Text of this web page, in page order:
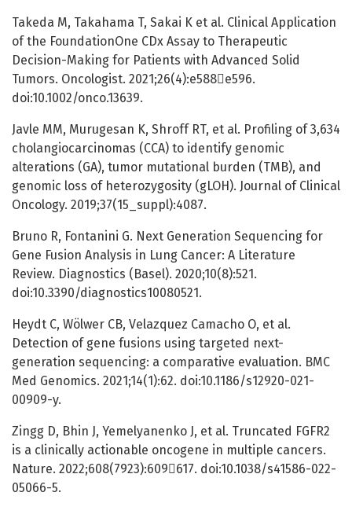
Takeda M, Takahama T, Sakai K et al. Clinical Application
of the FoundationOne CDx Assay to Therapeutic
Decision-Making for Patients with Advanced Solid
Tumors. Oncologist. 2021;26(4):e588e596.
doi:10.1002/onco.13639.
Javle MM, Murugesan K, Shroff RT, et al. Profiling of 3,634
cholangiocarcinomas (CCA) to identify genomic
alterations (GA), tumor mutational burden (TMB), and
genomic loss of heterozygosity (gLOH). Journal of Clinical
Oncology. 2019;37(15_suppl):4087.
Bruno R, Fontanini G. Next Generation Sequencing for
Gene Fusion Analysis in Lung Cancer: A Literature
Review. Diagnostics (Basel). 2020;10(8):521.
doi:10.3390/diagnostics10080521.
Heydt C, Wölwer CB, Velazquez Camacho O, et al.
Detection of gene fusions using targeted next-
generation sequencing: a comparative evaluation. BMC
Med Genomics. 2021;14(1):62. doi:10.1186/s12920-021-
00909-y.
Zingg D, Bhin J, Yemelyanenko J, et al. Truncated FGFR2
is a clinically actionable oncogene in multiple cancers.
Nature. 2022;608(7923):609617. doi:10.1038/s41586-022-
05066-5.